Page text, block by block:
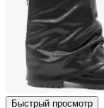
Быстрый просмотр